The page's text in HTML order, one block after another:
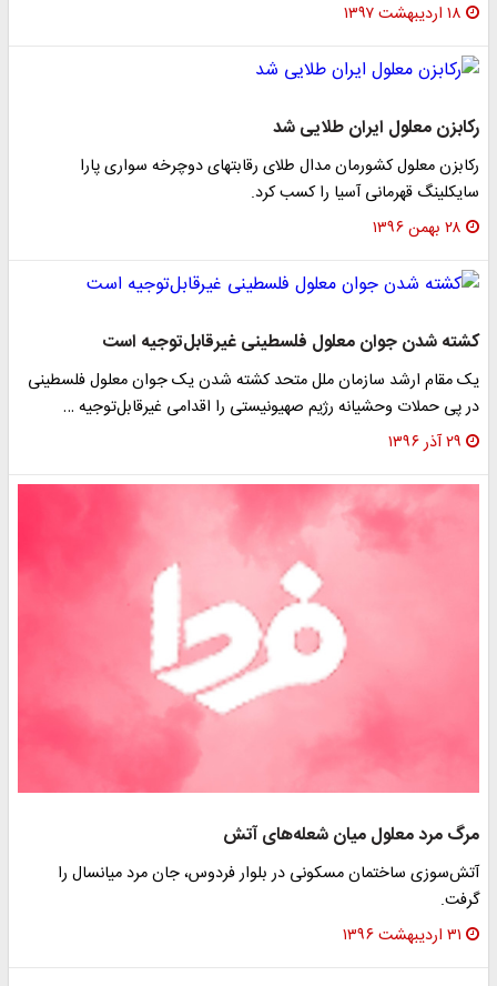
۱۸ اردیبهشت ۱۳۹۷
رکابزن معلول ایران طلایی شد
رکابزن معلول کشورمان مدال طلای رقابتهای دوچرخه سواری پارا
سایکلینگ قهرمانی آسیا را کسب کرد.
۲۸ بهمن ۱۳۹۶
کشته شدن جوان معلول فلسطینی غیرقابل‌توجیه است
یک مقام ارشد سازمان ملل متحد کشته شدن یک جوان معلول فلسطینی
در پی حملات وحشیانه رژیم صهیونیستی را اقدامی غیرقابل‌توجیه …
۲۹ آذر ۱۳۹۶
مرگ مرد معلول میان شعله‌های آتش
آتش‌سوزی ساختمان مسکونی در بلوار فردوس، جان مرد میانسال را
گرفت.
۳۱ اردیبهشت ۱۳۹۶